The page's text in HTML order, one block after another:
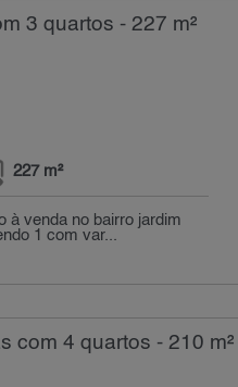
3 quartos - 227 m²
227 m²
à venda no bairro jardim
1 com var...
com 4 quartos - 210 m²